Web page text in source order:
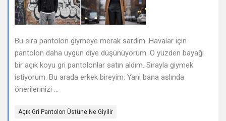
Bu sıra pantolon giymeye merak sardım. Havalar için
pantolon daha uygun diye düşünüyorum. O yüzden bayağı
bir açık koyu gri pantolonlar satın aldım. Sırayla giymek
istiyorum. Bu arada erkek bireyim. Yani bana aslında
önerilerinizi ...
Açık Gri Pantolon Üstüne Ne Giyilir